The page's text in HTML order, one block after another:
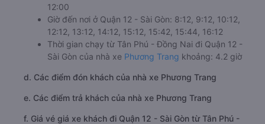
12:00
Giờ đến nơi ở Quận 12 - Sài Gòn: 8:12, 9:12, 10:12,
12:12, 13:12, 14:12, 15:12, 15:42, 15:44, 16:12
Thời gian chạy từ Tân Phú - Đồng Nai đi Quận 12 -
Sài Gòn của nhà xe Phương Trang khoảng: 4.2 giờ
d. Các điểm đón khách của nhà xe Phương Trang
e. Các điểm trả khách của nhà xe Phương Trang
f. Giá vé giá xe khách đi Quận 12 - Sài Gòn từ Tân Phú -